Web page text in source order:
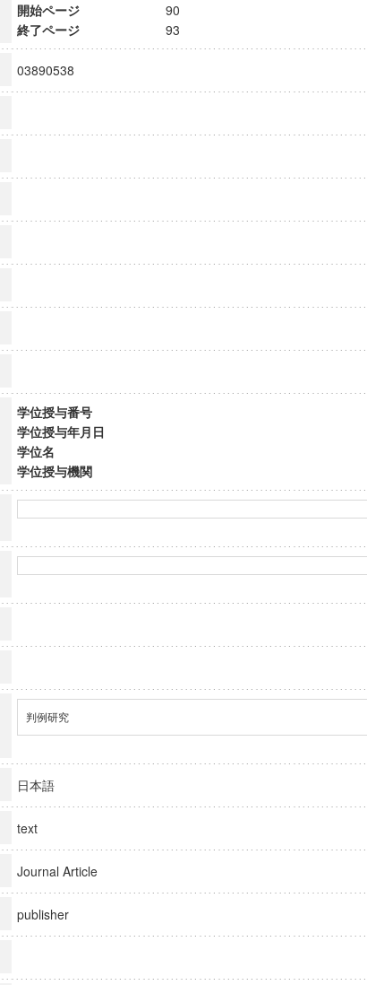
開始ページ
90
終了ページ
93
03890538
学位授与番号
学位授与年月日
学位名
学位授与機関
判例研究
日本語
text
Journal Article
publisher